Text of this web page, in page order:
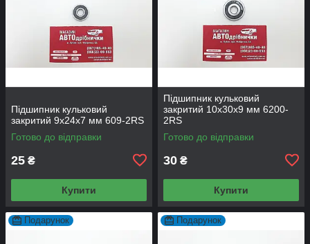
Підшипник кульковий
закритий 9х24х7 мм 609-2RS
Готово до відправки
25 ₴
Купити
Підшипник кульковий
закритий 10х30х9 мм 6200-
2RS
Готово до відправки
30 ₴
Купити
Подарунок Подарунок